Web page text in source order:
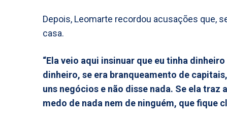
Depois, Leomarte recordou acusações que,
casa.
“Ela veio aqui insinuar que eu tinha
dinheiro, se era branqueamento de
uns negócios e não disse nada. Se ela traz
medo de nada nem de ninguém, que fique